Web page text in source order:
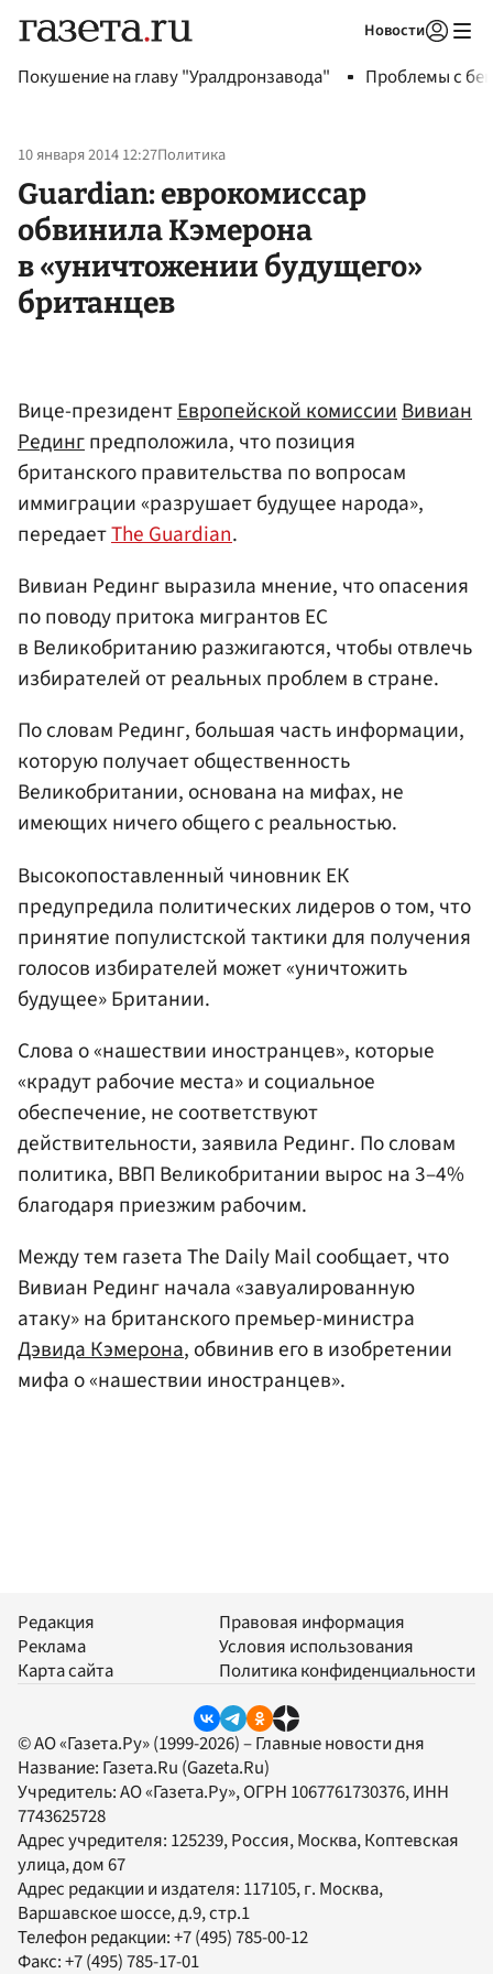
Новости
Покушение на главу "Уралдронзавода" Проблемы с
10 января 2014 12:27Политика
Guardian: еврокомиссар
обвинила Кэмерона
в «уничтожении будущего»
британцев
Вице-президентЕвропейской комиссииВивиан
Редингпредположила, что позиция
британского правительства по вопросам
иммиграции «разрушает будущее народа»,
передаетThe Guardian.
Вивиан Рединг выразила мнение, что опасения
по поводу притока мигрантов ЕС
в Великобританию разжигаются, чтобы отвлечь
избирателей от реальных проблем в стране.
По словам Рединг, большая часть информации,
которую получает общественность
Великобритании, основана на мифах, не
имеющих ничего общего с реальностью.
Высокопоставленный чиновник ЕК
предупредила политических лидеров о том, что
принятие популистской тактики для получения
голосов избирателей может «уничтожить
будущее» Британии.
Слова о «нашествии иностранцев», которые
«крадут рабочие места» и социальное
обеспечение, не соответствуют
действительности, заявила Рединг. По словам
политика, ВВП Великобритании вырос на 3–4%
благодаря приезжим рабочим.
Между тем газета The Daily Mail сообщает, что
Вивиан Рединг начала «завуалированную
атаку» на британского премьер-министра
Дэвида Кэмерона, обвинив его в изобретении
мифа о «нашествии иностранцев».
Редакция
Реклама
Карта сайта
Правовая информация
Условия использования
Политика конфиденциальности
© АО «Газета.Ру» (1999-2026) – Главные новости дня
Название: Газета.Ru (Gazeta.Ru)
Учредитель:АО «Газета.Ру», ОГРН 1067761730376, ИНН
7743625728
Адрес учредителя: 125239, Россия, Москва, Коптевская
улица, дом 67
Адрес редакции и издателя: 117105, г. Москва,
Варшавское шоссе, д.9, стр.1
Телефон редакции:+7 (495) 785-00-12
Факс:+7 (495) 785-17-01